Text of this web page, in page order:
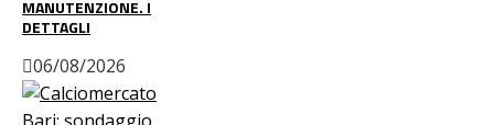
MANUTENZIONE. I
DETTAGLI
06/08/2026